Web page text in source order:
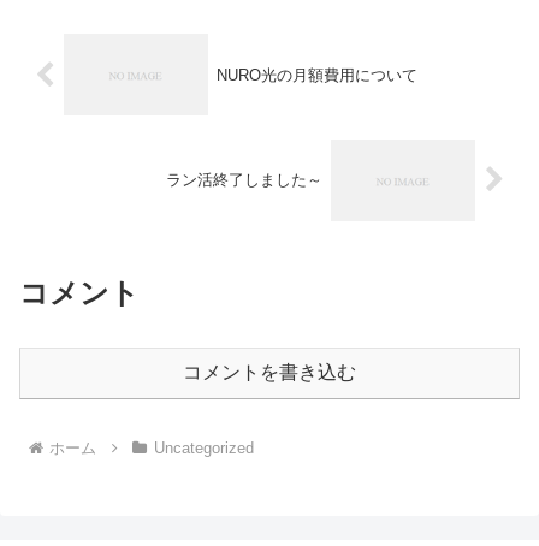
NURO光の月額費用について
ラン活終了しました～
コメント
コメントを書き込む
ホーム Uncategorized